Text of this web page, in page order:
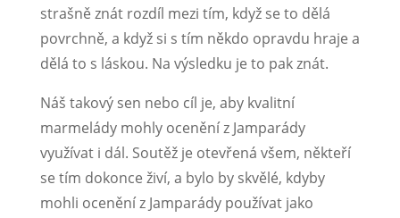
strašně znát rozdíl mezi tím, když se to dělá
povrchně, a když si s tím někdo opravdu hraje a
dělá to s láskou. Na výsledku je to pak znát.
Náš takový sen nebo cíl je, aby kvalitní
marmelády mohly ocenění z Jamparády
využívat i dál. Soutěž je otevřená všem, někteří
se tím dokonce živí, a bylo by skvělé, kdyby
mohli ocenění z Jamparády používat jako